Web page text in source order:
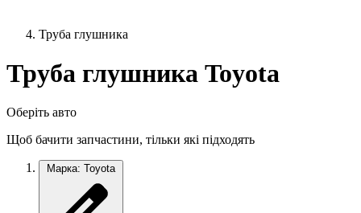
Труба глушника
Труба глушника Toyota
Оберіть авто
Щоб бачити запчастини, тільки які підходять
Марка: Toyota